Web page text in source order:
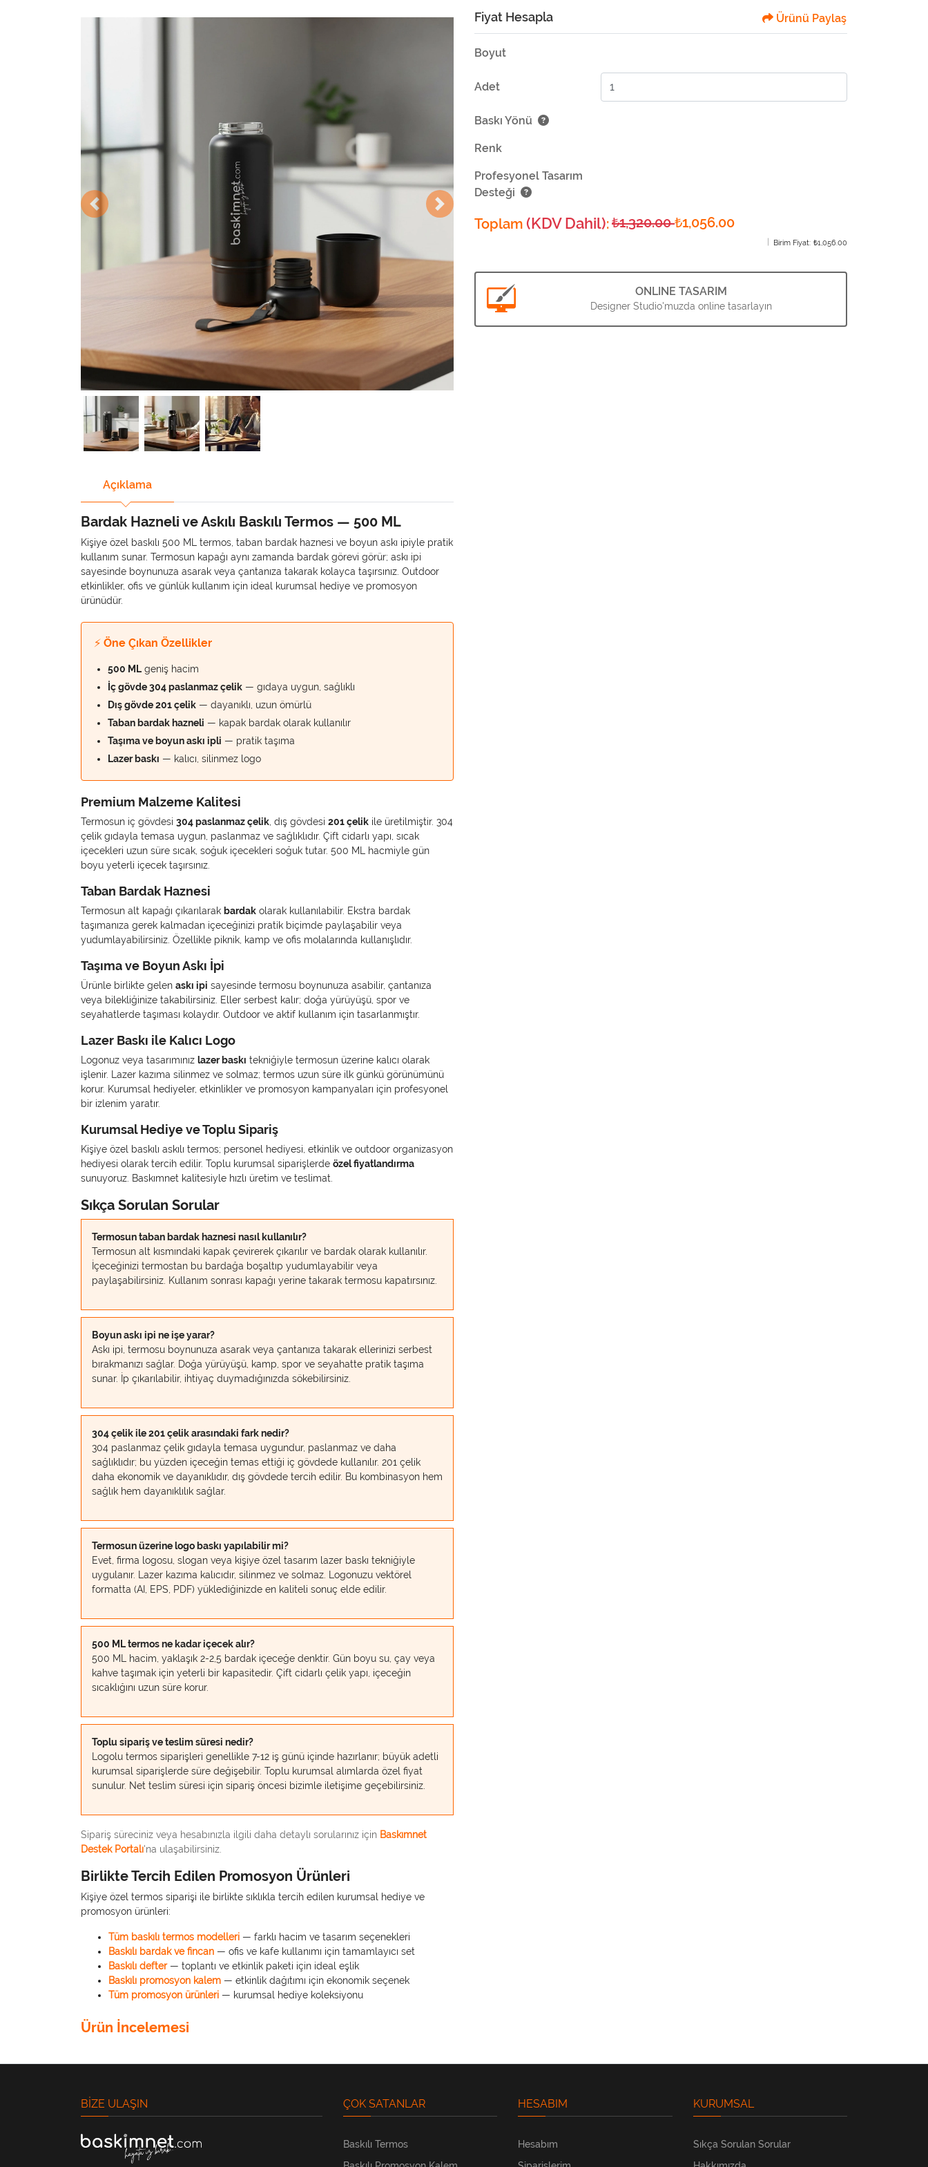
Açıklama
Bardak Hazneli ve Askılı Baskılı Termos — 500 ML
Kişiye özel baskılı 500 ML termos, taban bardak haznesi ve boyun askı ipiyle pratik
kullanım sunar. Termosun kapağı aynı zamanda bardak görevi görür; askı ipi
sayesinde boynunuza asarak veya çantanıza takarak kolayca taşırsınız. Outdoor
etkinlikler, ofis ve günlük kullanım için ideal kurumsal hediye ve promosyon
ürünüdür.
⚡ Öne Çıkan Özellikler
500 ML geniş hacim
İç gövde 304 paslanmaz çelik — gıdaya uygun, sağlıklı
Dış gövde 201 çelik — dayanıklı, uzun ömürlü
Taban bardak hazneli — kapak bardak olarak kullanılır
Taşıma ve boyun askı ipli — pratik taşıma
Lazer baskı — kalıcı, silinmez logo
Premium Malzeme Kalitesi
Termosun iç gövdesi 304 paslanmaz çelik, dış gövdesi 201 çelik ile üretilmiştir. 304
çelik gıdayla temasa uygun, paslanmaz ve sağlıklıdır. Çift cidarlı yapı, sıcak
içecekleri uzun süre sıcak, soğuk içecekleri soğuk tutar. 500 ML hacmiyle gün
boyu yeterli içecek taşırsınız.
Taban Bardak Haznesi
Termosun alt kapağı çıkarılarak bardak olarak kullanılabilir. Ekstra bardak
taşımanıza gerek kalmadan içeceğinizi pratik biçimde paylaşabilir veya
yudumlayabilirsiniz. Özellikle piknik, kamp ve ofis molalarında kullanışlıdır.
Taşıma ve Boyun Askı İpi
Ürünle birlikte gelen askı ipi sayesinde termosu boynunuza asabilir, çantanıza
veya bilekliğinize takabilirsiniz. Eller serbest kalır; doğa yürüyüşü, spor ve
seyahatlerde taşıması kolaydır. Outdoor ve aktif kullanım için tasarlanmıştır.
Lazer Baskı ile Kalıcı Logo
Logonuz veya tasarımınız lazer baskı tekniğiyle termosun üzerine kalıcı olarak
işlenir. Lazer kazıma silinmez ve solmaz; termos uzun süre ilk günkü görünümünü
korur. Kurumsal hediyeler, etkinlikler ve promosyon kampanyaları için profesyonel
bir izlenim yaratır.
Kurumsal Hediye ve Toplu Sipariş
Kişiye özel baskılı askılı termos; personel hediyesi, etkinlik ve outdoor organizasyon
hediyesi olarak tercih edilir. Toplu kurumsal siparişlerde özel fiyatlandırma
sunuyoruz. Baskımnet kalitesiyle hızlı üretim ve teslimat.
Sıkça Sorulan Sorular
Termosun taban bardak haznesi nasıl kullanılır?
Termosun alt kısmındaki kapak çevirerek çıkarılır ve bardak olarak kullanılır.
İçeceğinizi termostan bu bardağa boşaltıp yudumlayabilir veya
paylaşabilirsiniz. Kullanım sonrası kapağı yerine takarak termosu kapatırsınız.
Boyun askı ipi ne işe yarar?
Askı ipi, termosu boynunuza asarak veya çantanıza takarak ellerinizi serbest
bırakmanızı sağlar. Doğa yürüyüşü, kamp, spor ve seyahatte pratik taşıma
sunar. İp çıkarılabilir, ihtiyaç duymadığınızda sökebilirsiniz.
304 çelik ile 201 çelik arasındaki fark nedir?
304 paslanmaz çelik gıdayla temasa uygundur, paslanmaz ve daha
sağlıklıdır; bu yüzden içeceğin temas ettiği iç gövdede kullanılır. 201 çelik
daha ekonomik ve dayanıklıdır, dış gövdede tercih edilir. Bu kombinasyon hem
sağlık hem dayanıklılık sağlar.
Termosun üzerine logo baskı yapılabilir mi?
Evet, firma logosu, slogan veya kişiye özel tasarım lazer baskı tekniğiyle
uygulanır. Lazer kazıma kalıcıdır, silinmez ve solmaz. Logonuzu vektörel
formatta (AI, EPS, PDF) yüklediğinizde en kaliteli sonuç elde edilir.
500 ML termos ne kadar içecek alır?
500 ML hacim, yaklaşık 2-2,5 bardak içeceğe denktir. Gün boyu su, çay veya
kahve taşımak için yeterli bir kapasitedir. Çift cidarlı çelik yapı, içeceğin
sıcaklığını uzun süre korur.
Toplu sipariş ve teslim süresi nedir?
Logolu termos siparişleri genellikle 7-12 iş günü içinde hazırlanır; büyük adetli
kurumsal siparişlerde süre değişebilir. Toplu kurumsal alımlarda özel fiyat
sunulur. Net teslim süresi için sipariş öncesi bizimle iletişime geçebilirsiniz.
Sipariş süreciniz veya hesabınızla ilgili daha detaylı sorularınız için Baskımnet
Destek Portalı'na ulaşabilirsiniz.
Birlikte Tercih Edilen Promosyon Ürünleri
Kişiye özel termos siparişi ile birlikte sıklıkla tercih edilen kurumsal hediye ve
promosyon ürünleri:
Tüm baskılı termos modelleri — farklı hacim ve tasarım seçenekleri
Baskılı bardak ve fincan — ofis ve kafe kullanımı için tamamlayıcı set
Baskılı defter— toplantı ve etkinlik paketi için ideal eşlik
Baskılı promosyon kalem — etkinlik dağıtımı için ekonomik seçenek
Tüm promosyon ürünleri — kurumsal hediye koleksiyonu
Fiyat Hesapla Ürünü Paylaş
Boyut
Adet
Baskı Yönü
Renk
Profesyonel Tasarım
Desteği
Toplam (KDV Dahil):₺1,320.00₺1,056.00
Birim Fiyat: ₺1,056.00
ONLINE TASARIM
Designer Studio'muzda online tasarlayın
Ürün İncelemesi
BIZE ULAŞIN ÇOK SATANLAR
Baskılı Termos
HESABIM
Hesabım
KURUMSAL
Sıkça Sorulan Sorular